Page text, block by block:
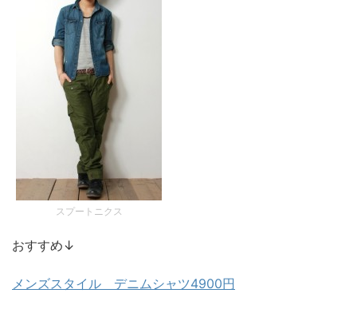
スプートニクス
おすすめ↓
メンズスタイル デニムシャツ4900円